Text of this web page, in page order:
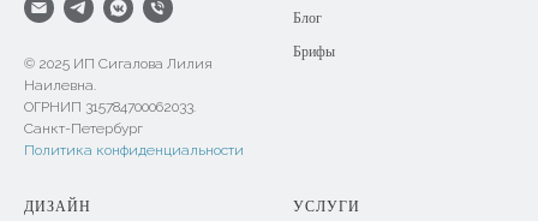
© 2025 ИП Сигалова Лилия
Наилевна.
ОГРНИП 315784700062033.
Санкт-Петербург
Политика конфиденциальности
Блог
Брифы
ДИЗАЙН УСЛУГИ